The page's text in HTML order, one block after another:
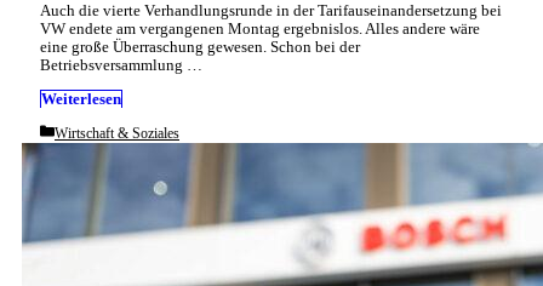
Auch die vierte Verhandlungsrunde in der Tarifauseinandersetzung bei
VW endete am vergangenen Montag ergebnislos. Alles andere wäre
eine große Überraschung gewesen. Schon bei der
Betriebsversammlung …
Weiterlesen
Categories
Wirtschaft & Soziales